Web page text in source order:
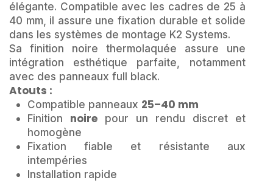
élégante. Compatible avec les cadres de 25 à
40 mm, il assure une fixation durable et solide
dans les systèmes de montage K2 Systems.
Sa finition noire thermolaquée assure une
intégration esthétique parfaite, notamment
avec des panneaux full black.
Atouts :
Compatible panneaux 25–40 mm
Finition noire pour un rendu discret et
homogène
Fixation fiable et résistante aux
intempéries
Installation rapide